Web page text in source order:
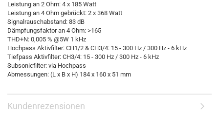
Leistung an 2 Ohm: 4 x 185 Watt
Leistung an 4 Ohm gebrückt: 2 x 368 Watt
Signalrauschabstand: 83 dB
Dämpfungsfaktor an 4 Ohm: >165
THD+N: 0,005 % @5W 1 kHz
Hochpass Aktivfilter: CH1/2 & CH3/4: 15 - 300 Hz / 300 Hz - 6 kHz
Tiefpass Aktivfilter: CH3/4: 15 - 300 Hz / 300 Hz - 6 kHz
Subsonicfilter: via Hochpass
Abmessungen: (L x B x H) 184 x 160 x 51 mm
Kundenrezensionen